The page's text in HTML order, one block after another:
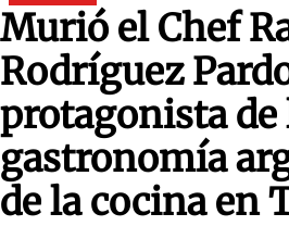
Murió el Chef
Rodríguez
protagonista de
gastronomía
de la cocina en